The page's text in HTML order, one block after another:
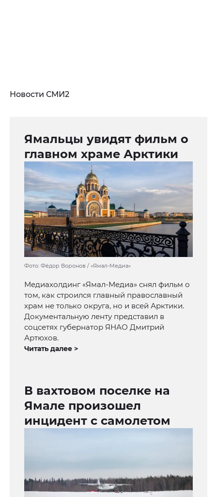
Новости СМИ2
Ямальцы увидят фильм о
главном храме Арктики
Фото: Фёдор Воронов / «Ямал-Медиа»
Медиахолдинг «Ямал-Медиа» снял фильм о
том, как строился главный православный
храм не только округа, но и всей Арктики.
Документальную ленту представил в
соцсетях губернатор ЯНАО Дмитрий
Артюхов.
Читать далее >
В вахтовом поселке на
Ямале произошел
инцидент с самолетом